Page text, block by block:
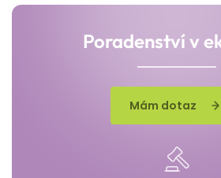
Poradenství v
Mám dotaz